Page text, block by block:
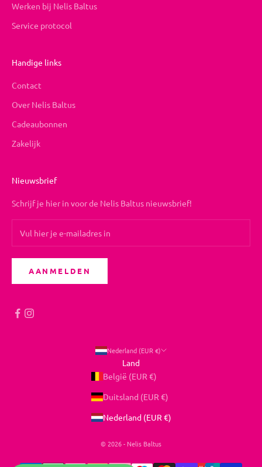
Werken bij Nelis Baltus
Service protocol
Handige links
Contact
Over Nelis Baltus
Cadeaubonnen
Zakelijk
Nieuwsbrief
Schrijf je hier in voor de Nelis Baltus nieuwsbrief!
AANMELDEN
Nederland (EUR €)
Land
België (EUR €)
Duitsland (EUR €)
Nederland (EUR €)
© 2026 - Nelis Baltus